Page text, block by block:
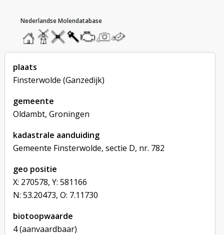
homemolendatabase
roedendatabase
assendatabase
motorendatabase
stuur
een
foto
stuur
een
bericht
plaats
Finsterwolde (Ganzedijk)
gemeente
Oldambt, Groningen
kadastrale aanduiding
Gemeente Finsterwolde, sectie D, nr. 782
geo positie
X: 270578, Y: 581166
N: 53.20473, O: 7.11730
biotoopwaarde
4 (aanvaardbaar)